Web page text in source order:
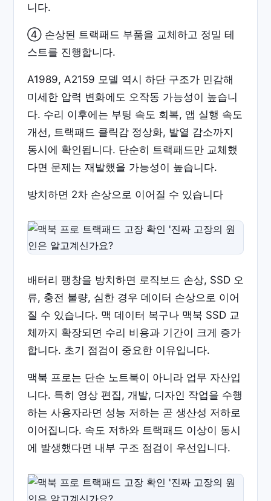
니다.
④ 손상된 트랙패드 부품을 교체하고 정밀 테
스트를 진행합니다.
A1989, A2159 모델 역시 하단 구조가 민감해
미세한 압력 변화에도 오작동 가능성이 높습니
다. 수리 이후에는 부팅 속도 회복, 앱 실행 속도
개선, 트랙패드 클릭감 정상화, 발열 감소까지
동시에 확인됩니다. 단순히 트랙패드만 교체했
다면 문제는 재발했을 가능성이 높습니다.
방치하면 2차 손상으로 이어질 수 있습니다
배터리 팽창을 방치하면 로직보드 손상, SSD 오
류, 충전 불량, 심한 경우 데이터 손상으로 이어
질 수 있습니다. 맥 데이터 복구나 맥북 SSD 교
체까지 확장되면 수리 비용과 기간이 크게 증가
합니다. 초기 점검이 중요한 이유입니다.
맥북 프로는 단순 노트북이 아니라 업무 자산입
니다. 특히 영상 편집, 개발, 디자인 작업을 수행
하는 사용자라면 성능 저하는 곧 생산성 저하로
이어집니다. 속도 저하와 트랙패드 이상이 동시
에 발생했다면 내부 구조 점검이 우선입니다.